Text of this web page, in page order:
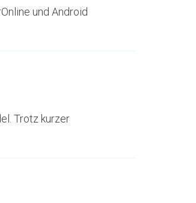
und Android
Trotz kurzer